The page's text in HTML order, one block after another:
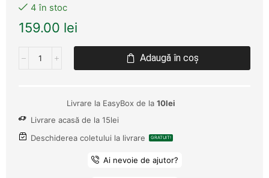
4 în stoc
159.00 lei
Adaugă în coș
Livrare la EasyBox de la 10lei
Livrare acasă de la 15lei
Deschiderea coletului la livrare
GRATUIT!
Ai nevoie de ajutor?